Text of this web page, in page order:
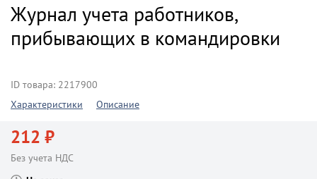
Журнал учета работников,
прибывающих в командировки
ID товара: 2217900
Характеристики
Описание
212 ₽
Без учета НДС